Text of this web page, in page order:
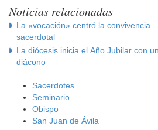
Noticias relacionadas
La «vocación» centró la convivencia
sacerdotal
La diócesis inicia el Año Jubilar con
diácono
Sacerdotes
Seminario
Obispo
San Juan de Ávila